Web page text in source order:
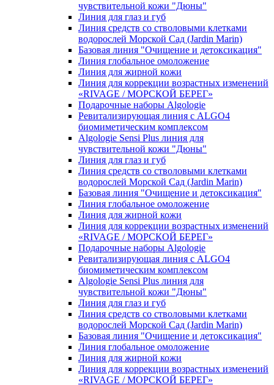
чувcтвительной кожи "Дюны"
Линия для глаз и губ
Линия средств со стволовыми клетками
водорослей Морской Сад (Jardin Marin)
Базовая линия "Очищение и детоксикация"
Линия глобальное омоложение
Линия для жирной кожи
Линия для коррекции возрастных изменений
«RIVAGE / МОРСКОЙ БЕРЕГ»
Подарочные наборы Algologie
Ревитализирующая линия с ALGO4
биомиметическим комплексом
Algologie Sensi Plus линия для
чувcтвительной кожи "Дюны"
Линия для глаз и губ
Линия средств со стволовыми клетками
водорослей Морской Сад (Jardin Marin)
Базовая линия "Очищение и детоксикация"
Линия глобальное омоложение
Линия для жирной кожи
Линия для коррекции возрастных изменений
«RIVAGE / МОРСКОЙ БЕРЕГ»
Подарочные наборы Algologie
Ревитализирующая линия с ALGO4
биомиметическим комплексом
Algologie Sensi Plus линия для
чувcтвительной кожи "Дюны"
Линия для глаз и губ
Линия средств со стволовыми клетками
водорослей Морской Сад (Jardin Marin)
Базовая линия "Очищение и детоксикация"
Линия глобальное омоложение
Линия для жирной кожи
Линия для коррекции возрастных изменений
«RIVAGE / МОРСКОЙ БЕРЕГ»